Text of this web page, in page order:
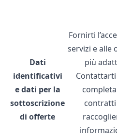
Dati
identificativi
e dati per la
sottoscrizione
di offerte
Fornirti
servizi e alle
più
contratti